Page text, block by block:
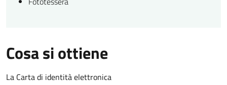
Cosa si ottiene
La Carta di identità elettronica